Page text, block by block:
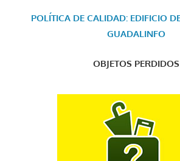
POLÍTICA DE CALIDAD: EDIFICIO
GUADALINFO
OBJETOS PERDIDOS